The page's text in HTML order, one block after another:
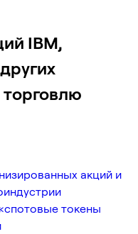
IBM,
акций и
токены